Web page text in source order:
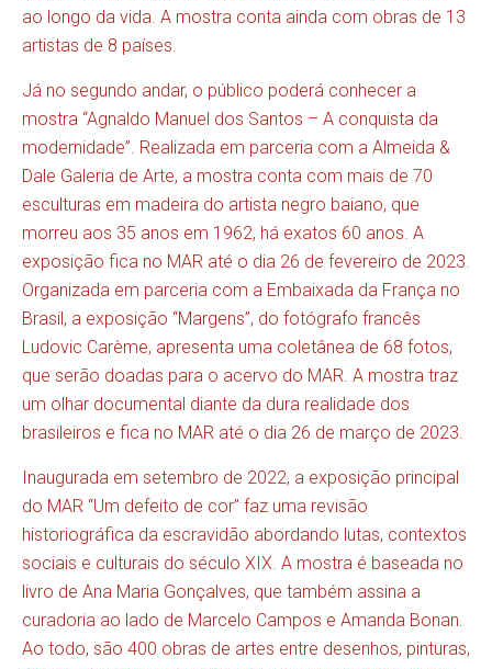
ao longo da vida. A mostra conta ainda com obras de 13
artistas de 8 países.
Já no segundo andar, o público poderá conhecer a
mostra “Agnaldo Manuel dos Santos – A conquista da
modernidade”. Realizada em parceria com a Almeida &
Dale Galeria de Arte, a mostra conta com mais de 70
esculturas em madeira do artista negro baiano, que
morreu aos 35 anos em 1962, há exatos 60 anos. A
exposição fica no MAR até o dia 26 de fevereiro de 2023.
Organizada em parceria com a Embaixada da França no
Brasil, a exposição “Margens”, do fotógrafo francês
Ludovic Carème, apresenta uma coletânea de 68 fotos,
que serão doadas para o acervo do MAR. A mostra traz
um olhar documental diante da dura realidade dos
brasileiros e fica no MAR até o dia 26 de março de 2023.
Inaugurada em setembro de 2022, a exposição principal
do MAR “Um defeito de cor” faz uma revisão
historiográfica da escravidão abordando lutas, contextos
sociais e culturais do século XIX. A mostra é baseada no
livro de Ana Maria Gonçalves, que também assina a
curadoria ao lado de Marcelo Campos e Amanda Bonan.
Ao todo, são 400 obras de artes entre desenhos, pinturas,